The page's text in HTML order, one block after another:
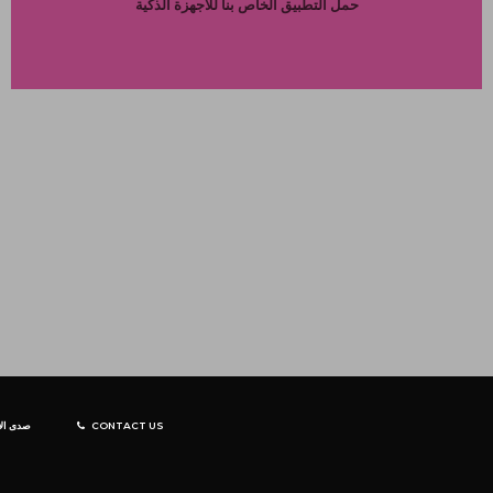
حمل التطبيق الخاص بنا للاجهزة الذكية
صدى CONTACT US